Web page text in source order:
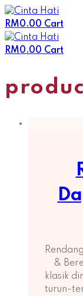
Skip
to
content
RM0.00 Cart
RM0.00 Cart
&
klasik
turun-